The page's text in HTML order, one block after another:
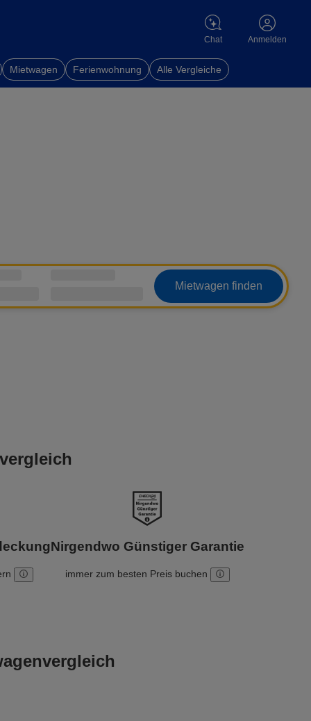
Chat Anmelden
Mietwagen Ferienwohnung Alle Vergleiche
Mietwagen finden
Nirgendwo Günstiger Garantie
immer zum besten Preis buchen